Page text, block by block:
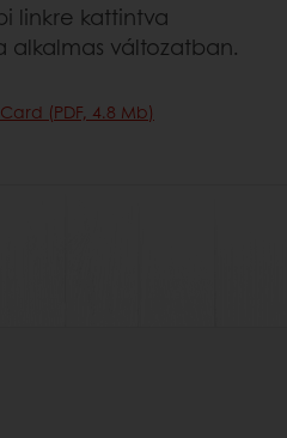
linkre kattintva
alkalmas változatban.
(PDF, 4.8 Mb)